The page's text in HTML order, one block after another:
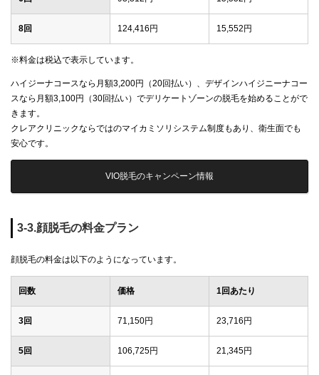
8回 124,416円 15,552円
※料金は税込で表示しています。
ハイジーナコースなら月額3,200円（20回払い）、デザインハイジニーナコー
スなら月額3,100円（30回払い）でデリケートゾーンの脱毛を始めることがで
きます。
クレアクリニックならではのマイカミソリシステム制度もあり、衛生面でも
安心です。
VIO脱毛のキャンペーン情報
3-3.顔脱毛の料金プラン
顔脱毛の料金は以下のようになっています。
回数 価格 1回あたり
3回 71,150円 23,716円
5回 106,725円 21,345円